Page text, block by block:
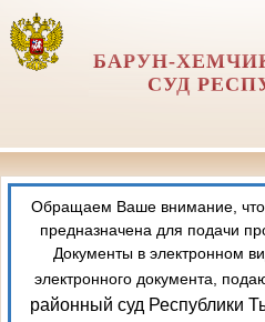
БАРУН-
СУД
Обращаем Ваше внимание, что
предназначена для подачи
Документы в электронном
электронного документа,
районный суд Республики